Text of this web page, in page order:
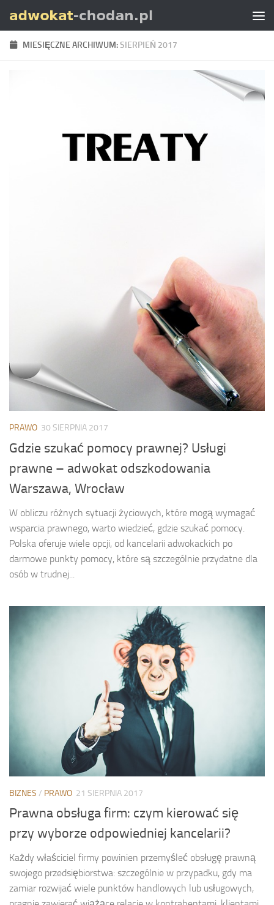
Skip to content
MIESIĘCZNE ARCHIWUM:SIERPIEŃ 2017
PRAWO 30 SIERPNIA 2017
Gdzie szukać pomocy prawnej? Usługi
prawne – adwokat odszkodowania
Warszawa, Wrocław
W obliczu różnych sytuacji życiowych, które mogą wymagać
wsparcia prawnego, warto wiedzieć, gdzie szukać pomocy.
Polska oferuje wiele opcji, od kancelarii adwokackich po
darmowe punkty pomocy, które są szczególnie przydatne dla
osób w trudnej...
BIZNES / PRAWO 21 SIERPNIA 2017
Prawna obsługa firm: czym kierować się
przy wyborze odpowiedniej kancelarii?
Każdy właściciel firmy powinien przemyśleć obsługę prawną
swojego przedsiębiorstwa: szczególnie w przypadku, gdy ma
zamiar rozwijać wiele punktów handlowych lub usługowych,